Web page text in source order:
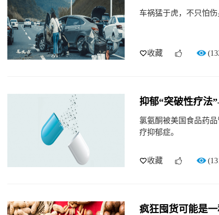
车祸猛于虎，不只怕
收藏
抑郁“突破性疗
氯氨酮被美国食品药
疗抑郁症。
收藏
疯狂囤货可能是